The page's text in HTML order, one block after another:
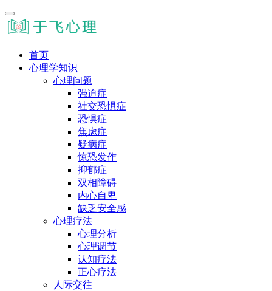
首页
心理学知识
心理问题
强迫症
社交恐惧症
恐惧症
焦虑症
疑病症
惊恐发作
抑郁症
双相障碍
内心自卑
缺乏安全感
心理疗法
心理分析
心理调节
认知疗法
正心疗法
人际交往